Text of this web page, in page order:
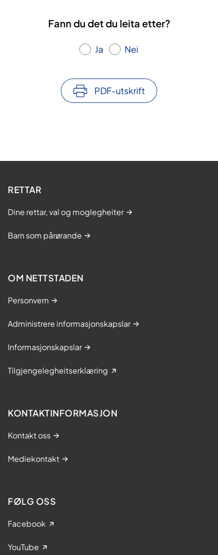
Fann du det du leita etter?
Ja Nei
PDF-utskrift
RETTAR
Dine rettar, val og moglegheiter
Barn som pårørande
OM NETTSTADEN
Personvern
Administrere informasjonskapslar
Informasjonskapslar
Tilgjengelegheitserklæring
KONTAKTINFORMASJON
Kontakt oss
Mediekontakt
FØLG OSS
Facebook
YouTube